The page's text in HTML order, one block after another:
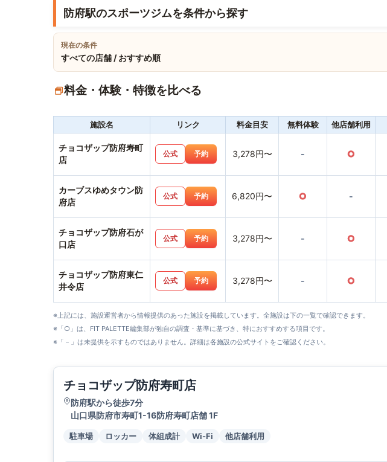
防府駅のスポーツジムを条件から探す
現在の条件
すべての店舗 / おすすめ順
料金・体験・特徴を比べる
施設名 リンク 料金目安 無料体験 他店舗利用
チョコザップ防府寿町
店
公式 予約 3,278円〜 - ○
カーブスゆめタウン防
府店
公式 予約 6,820円〜 ○ -
チョコザップ防府石が
口店
公式 予約 3,278円〜 - ○
チョコザップ防府東仁
井令店
公式 予約 3,278円〜 - ○
※上記には、施設運営者から情報提供のあった施設を掲載しています。全施設は下の一覧で確認できます。
※「○」は、FIT PALETTE編集部が独自の調査・基準に基づき、特におすすめする項目です。
※「－」は未提供を示すものではありません。詳細は各施設の公式サイトをご確認ください。
チョコザップ防府寿町店
防府駅から徒歩7分
山口県防府市寿町1-16防府寿町店舗 1F
駐車場 ロッカー 体組成計 Wi-Fi 他店舗利用